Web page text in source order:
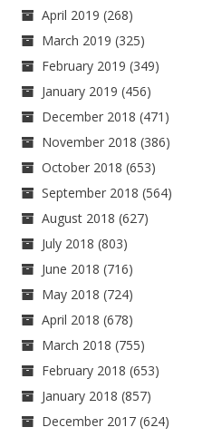
April 2019 (268)
March 2019 (325)
February 2019 (349)
January 2019 (456)
December 2018 (471)
November 2018 (386)
October 2018 (653)
September 2018 (564)
August 2018 (627)
July 2018 (803)
June 2018 (716)
May 2018 (724)
April 2018 (678)
March 2018 (755)
February 2018 (653)
January 2018 (857)
December 2017 (624)